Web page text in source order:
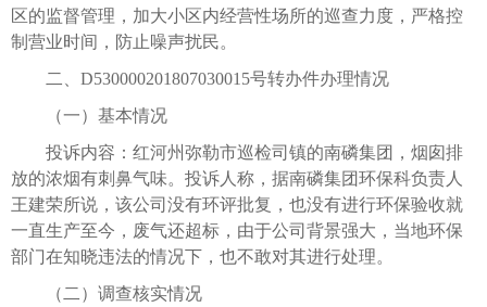
区的监督管理，加大小区内经营性场所的巡查力度，严格控
制营业时间，防止噪声扰民。
二、D530000201807030015号转办件办理情况
（一）基本情况
投诉内容：红河州弥勒市巡检司镇的南磷集团，烟囱排
放的浓烟有刺鼻气味。投诉人称，据南磷集团环保科负责人
王建荣所说，该公司没有环评批复，也没有进行环保验收就
一直生产至今，废气还超标，由于公司背景强大，当地环保
部门在知晓违法的情况下，也不敢对其进行处理。
（二）调查核实情况